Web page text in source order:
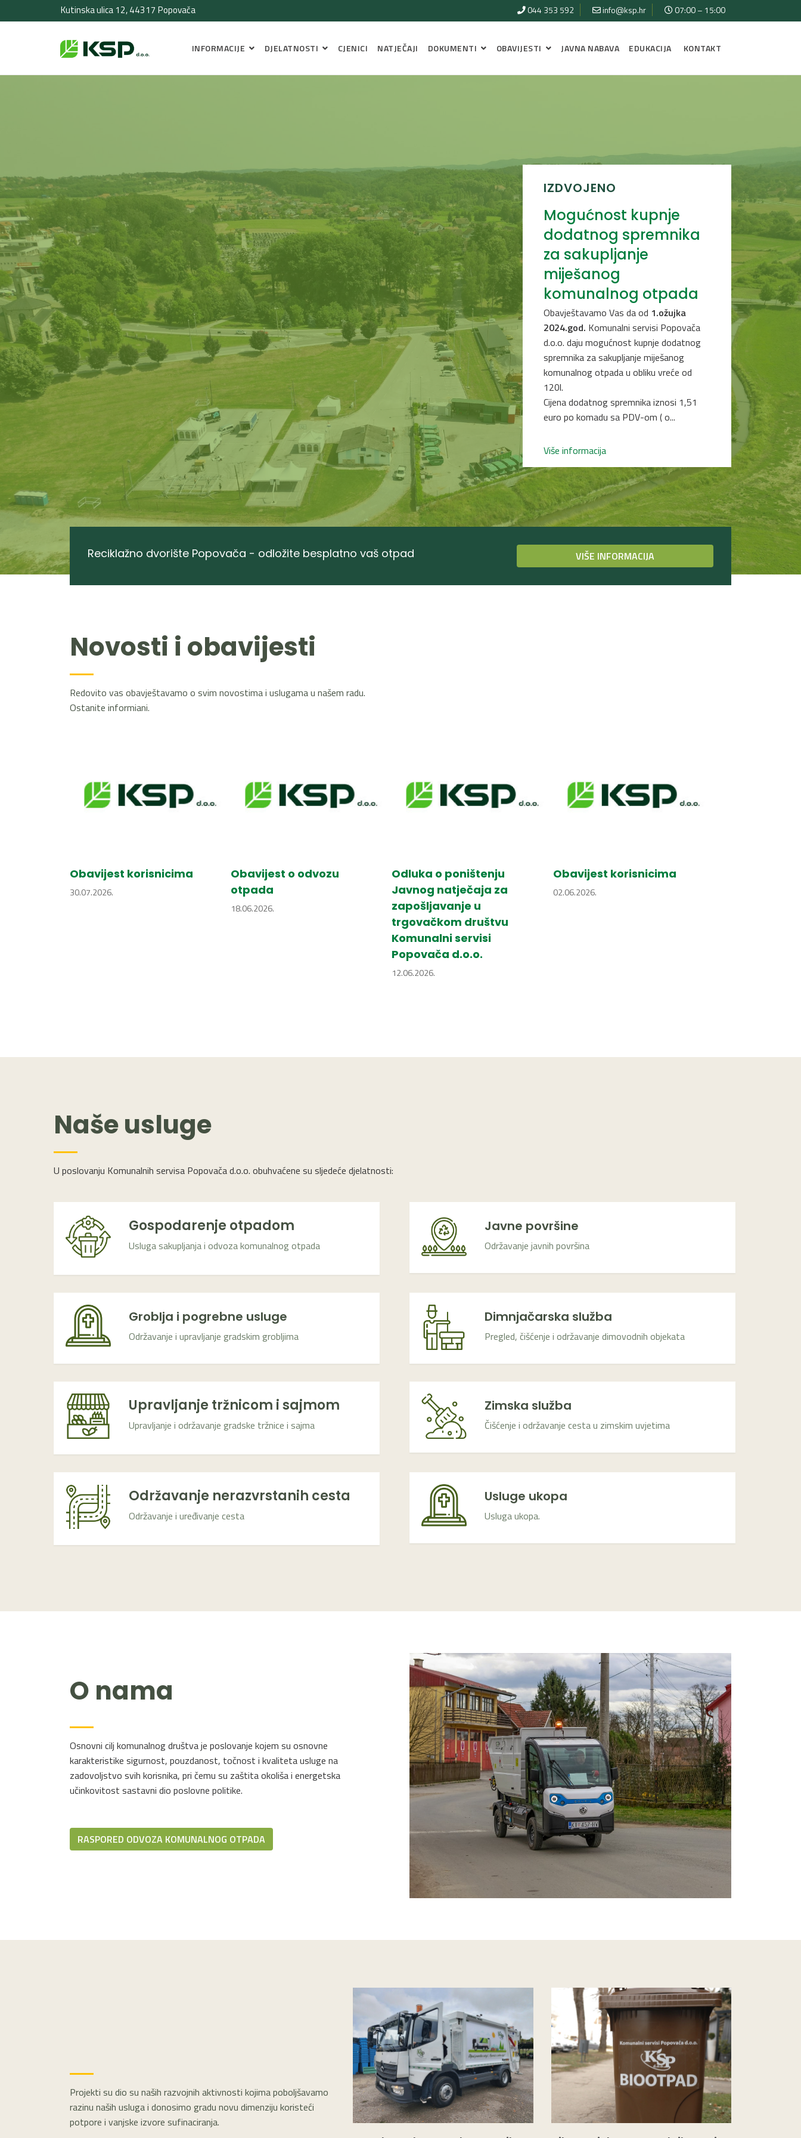
Kutinska ulica 12, 44317 Popovača 044 353 592 info@ksp.hr 07:00 – 15:00
INFORMACIJE DJELATNOSTI CJENICI NATJEČAJI DOKUMENTI OBAVIJESTI JAVNA NABAVA EDUKACIJA KONTAKT
IZDVOJENO
Mogućnost kupnje
dodatnog spremnika
za sakupljanje
miješanog
komunalnog otpada
Obavještavamo Vas da od 1.ožujka
2024.god. Komunalni servisi Popovača
d.o.o. daju mogućnost kupnje dodatnog
spremnika za sakupljanje miješanog
komunalnog otpada u obliku vreće od
120l.
Cijena dodatnog spremnika iznosi 1,51
euro po komadu sa PDV-om ( o...
Više informacija
Reciklažno dvorište Popovača - odložite besplatno vaš otpad VIŠE INFORMACIJA
Novosti i obavijesti
Redovito vas obavještavamo o svim novostima i uslugama u našem radu.
Ostanite informiani.
Obavijest korisnicima
30.07.2026.
Obavijest o odvozu
otpada
18.06.2026.
Odluka o poništenju
Javnog natječaja za
zapošljavanje u
trgovačkom društvu
Komunalni servisi
Popovača d.o.o.
12.06.2026.
Obavijest korisnicima
02.06.2026.
Naše usluge
U poslovanju Komunalnih servisa Popovača d.o.o. obuhvaćene su sljedeće djelatnosti:
Gospodarenje otpadom
Usluga sakupljanja i odvoza komunalnog otpada
Javne površine
Održavanje javnih površina
Groblja i pogrebne usluge
Održavanje i upravljanje gradskim grobljima
Dimnjačarska služba
Pregled, čišćenje i održavanje dimovodnih objekata
Upravljanje tržnicom i sajmom
Upravljanje i održavanje gradske tržnice i sajma
Zimska služba
Čišćenje i održavanje cesta u zimskim uvjetima
Održavanje nerazvrstanih cesta
Održavanje i uređivanje cesta
Usluge ukopa
Usluga ukopa.
O nama
Osnovni cilj komunalnog društva je poslovanje kojem su osnovne
karakteristike sigurnost, pouzdanost, točnost i kvaliteta usluge na
zadovoljstvo svih korisnika, pri čemu su zaštita okoliša i energetska
učinkovitost sastavni dio poslovne politike.
RASPORED ODVOZA KOMUNALNOG OTPADA
Projekti su dio su naših razvojnih aktivnosti kojima poboljšavamo
razinu naših usluga i donosimo gradu novu dimenziju koristeći
potpore i vanjske izvore sufinaciranja.